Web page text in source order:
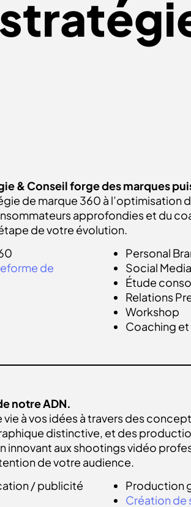
& Conseil forge des marques
de marque 360 à l’optimisation
approfondies et du
de votre évolution.
de
Personal
Social
Étude
Relations
Workshop
Coaching
notre ADN.
à vos idées à travers des
distinctive, et des
innovant aux shootings vidéo
de votre audience.
/ publicité
Production
Création de